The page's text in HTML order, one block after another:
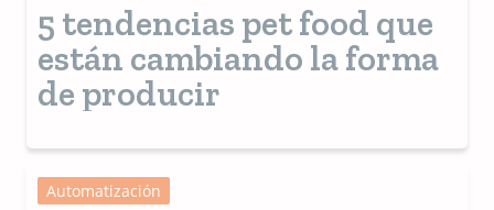
5 tendencias pet food que
están cambiando la forma
de producir
Automatización